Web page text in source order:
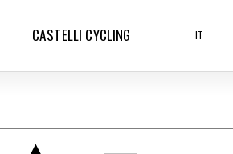
CASTELLI CYCLING IT